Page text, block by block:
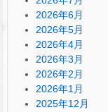
2026年6月
2026年5月
2026年4月
2026年3月
2026年2月
2026年1月
2025年12月